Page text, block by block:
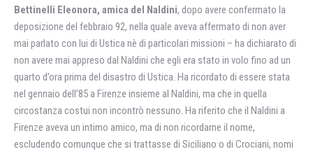
Bettinelli Eleonora, amica del Naldini, dopo avere confermato la
deposizione del febbraio 92, nella quale aveva affermato di non aver
mai parlato con lui di Ustica nè di particolari missioni – ha dichiarato di
non avere mai appreso dal Naldini che egli era stato in volo fino ad un
quarto d’ora prima del disastro di Ustica. Ha ricordato di essere stata
nel gennaio dell’85 a Firenze insieme al Naldini, ma che in quella
circostanza costui non incontrò nessuno. Ha riferito che il Naldini a
Firenze aveva un intimo amico, ma di non ricordarne il nome,
escludendo comunque che si trattasse di Siciliano o di Crociani, nomi